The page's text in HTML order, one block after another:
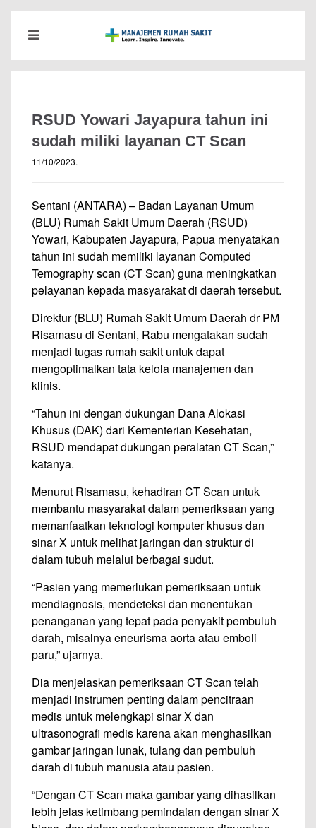
RSUD Yowari Jayapura tahun ini
sudah miliki layanan CT Scan
11/10/2023.
Sentani (ANTARA) – Badan Layanan Umum
(BLU) Rumah Sakit Umum Daerah (RSUD)
Yowari, Kabupaten Jayapura, Papua menyatakan
tahun ini sudah memiliki layanan Computed
Temography scan (CT Scan) guna meningkatkan
pelayanan kepada masyarakat di daerah tersebut.
Direktur (BLU) Rumah Sakit Umum Daerah dr PM
Risamasu di Sentani, Rabu mengatakan sudah
menjadi tugas rumah sakit untuk dapat
mengoptimalkan tata kelola manajemen dan
klinis.
“Tahun ini dengan dukungan Dana Alokasi
Khusus (DAK) dari Kementerian Kesehatan,
RSUD mendapat dukungan peralatan CT Scan,”
katanya.
Menurut Risamasu, kehadiran CT Scan untuk
membantu masyarakat dalam pemeriksaan yang
memanfaatkan teknologi komputer khusus dan
sinar X untuk melihat jaringan dan struktur di
dalam tubuh melalui berbagai sudut.
“Pasien yang memerlukan pemeriksaan untuk
mendiagnosis, mendeteksi dan menentukan
penanganan yang tepat pada penyakit pembuluh
darah, misalnya eneurisma aorta atau emboli
paru,” ujarnya.
Dia menjelaskan pemeriksaan CT Scan telah
menjadi instrumen penting dalam pencitraan
medis untuk melengkapi sinar X dan
ultrasonografi medis karena akan menghasilkan
gambar jaringan lunak, tulang dan pembuluh
darah di tubuh manusia atau pasien.
“Dengan CT Scan maka gambar yang dihasilkan
lebih jelas ketimbang pemindaian dengan sinar X